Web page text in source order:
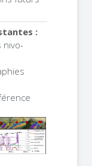
:
nivo-